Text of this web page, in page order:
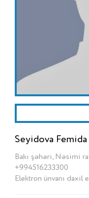
Seyidova Femida
Bakı şəhəri, Nəsimi
+994516233300
Elektron ünvanı daxil